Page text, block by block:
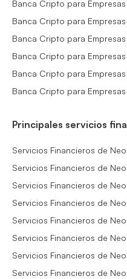
Banca Cripto para
Banca Cripto para
Banca Cripto para
Banca Cripto para
Banca Cripto para
Banca Cripto para
Principales servicios
Servicios Financieros de
Servicios Financieros de
Servicios Financieros de
Servicios Financieros de
Servicios Financieros de
Servicios Financieros de
Servicios Financieros de
Servicios Financieros de